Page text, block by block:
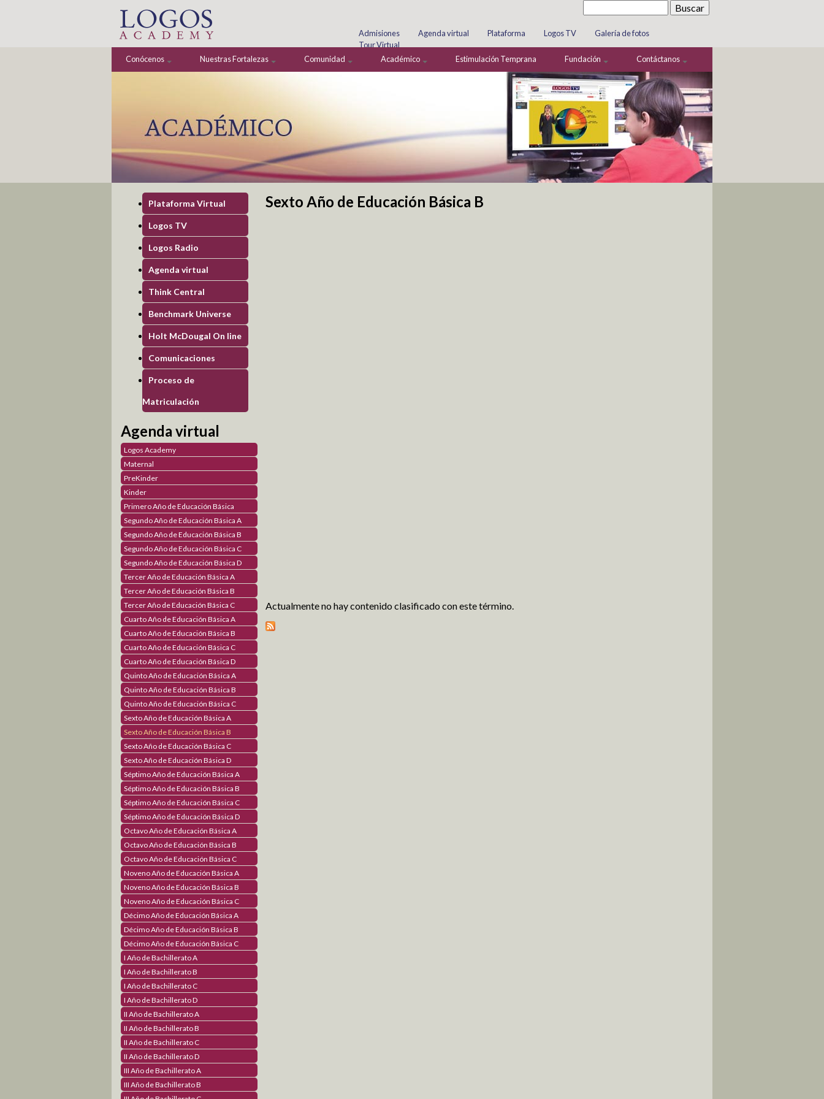
Admisiones Agenda virtual Plataforma Logos TV
Galería de fotos
Tour Virtual
Conócenos
Nuestras Fortalezas Comunidad Académico Estimulación Temprana Fundación Contáctanos
Se encuentra usted aquí
Sexto Año de Educación Básica B
Actualmente no hay contenido clasificado con este término.
Plataforma Virtual
Logos TV
Logos Radio
Agenda virtual
Think Central
Benchmark Universe
Holt McDougal On line
Comunicaciones
Proceso de
Matriculación
Agenda virtual
Logos Academy
Maternal
PreKinder
Kinder
Primero Año de Educación Básica
Segundo Año de Educación Básica A
Segundo Año de Educación Básica B
Segundo Año de Educación Básica C
Segundo Año de Educación Básica D
Tercer Año de Educación Básica A
Tercer Año de Educación Básica B
Tercer Año de Educación Básica C
Cuarto Año de Educación Básica A
Cuarto Año de Educación Básica B
Cuarto Año de Educación Básica C
Cuarto Año de Educación Básica D
Quinto Año de Educación Básica A
Quinto Año de Educación Básica B
Quinto Año de Educación Básica C
Sexto Año de Educación Básica A
Sexto Año de Educación Básica B
Sexto Año de Educación Básica C
Sexto Año de Educación Básica D
Séptimo Año de Educación Básica A
Séptimo Año de Educación Básica B
Séptimo Año de Educación Básica C
Séptimo Año de Educación Básica D
Octavo Año de Educación Básica A
Octavo Año de Educación Básica B
Octavo Año de Educación Básica C
Noveno Año de Educación Básica A
Noveno Año de Educación Básica B
Noveno Año de Educación Básica C
Décimo Año de Educación Básica A
Décimo Año de Educación Básica B
Décimo Año de Educación Básica C
I Año de Bachillerato A
I Año de Bachillerato B
I Año de Bachillerato C
I Año de Bachillerato D
II Año de Bachillerato A
II Año de Bachillerato B
II Año de Bachillerato C
II Año de Bachillerato D
III Año de Bachillerato A
III Año de Bachillerato B